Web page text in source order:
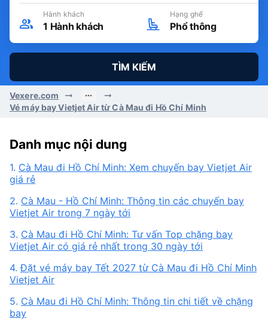
Hành khách
1 Hành khách
Hạng ghế
Phổ thông
TÌM KIẾM
Vexere.com
Vé máy bay Vietjet Air từ Cà Mau đi Hồ Chí Minh
Danh mục nội dung
1. Cà Mau đi Hồ Chí Minh: Xem chuyến bay Vietjet Air
giá rẻ
2. Cà Mau - Hồ Chí Minh: Thông tin các chuyến bay
Vietjet Air trong 7 ngày tới
3. Cà Mau đi Hồ Chí Minh: Tư vấn Top chặng bay
Vietjet Air có giá rẻ nhất trong 30 ngày tới
4.Đặt vé máy bay Tết 2027 từ Cà Mau đi Hồ Chí Minh
Vietjet Air
5. Cà Mau đi Hồ Chí Minh: Thông tin chi tiết về chặng
bay